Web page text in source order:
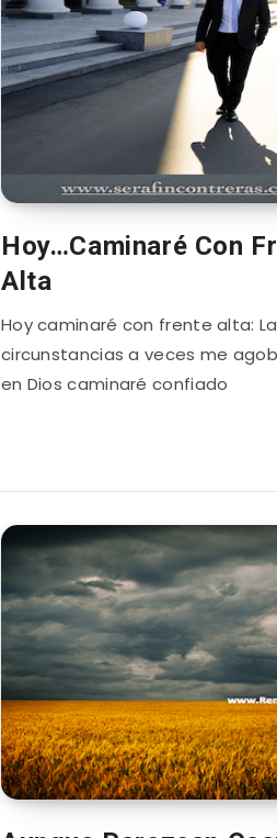
Hoy…Caminaré Con
Alta
Hoy caminaré con frente alta:
circunstancias a veces me
en Dios caminaré confiado